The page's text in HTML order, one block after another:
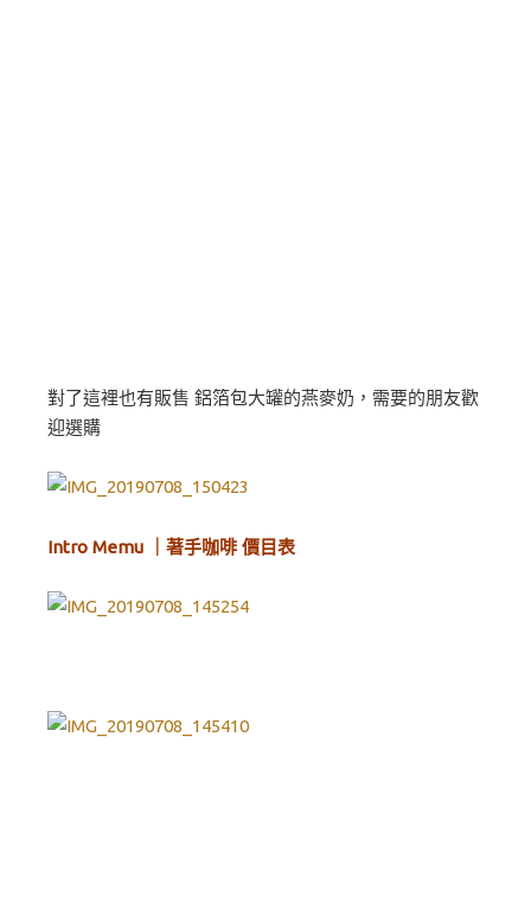
對了這裡也有販售 鋁箔包大罐的燕麥奶，需要的朋友歡
迎選購
Intro Memu ｜著手咖啡 價目表